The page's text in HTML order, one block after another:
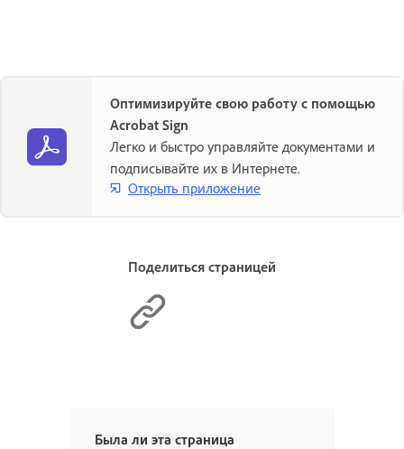
Оптимизируйте свою работу с помощью
Acrobat Sign
Легко и быстро управляйте документами и
подписывайте их в Интернете.
Открыть приложение
Поделиться страницей
Была ли эта страница